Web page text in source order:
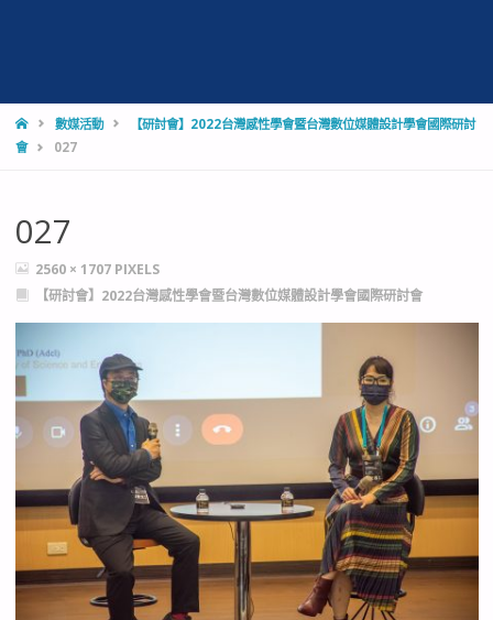
HOME數媒活動
【研討會】2022台灣感性學會暨台灣數位媒體設計學會國際研討
會
027
027
FULL
SIZE
2560 × 1707 PIXELS
【研討會】2022台灣感性學會暨台灣數位媒體設計學會國際研討會